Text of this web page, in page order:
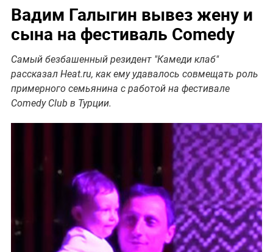
Вадим Галыгин вывез жену и
сына на фестиваль Comedy
Самый безбашенный резидент "Камеди клаб"
рассказал Heat.ru, как ему удавалось совмещать роль
примерного семьянина с работой на фестивале
Comedy Club в Турции.